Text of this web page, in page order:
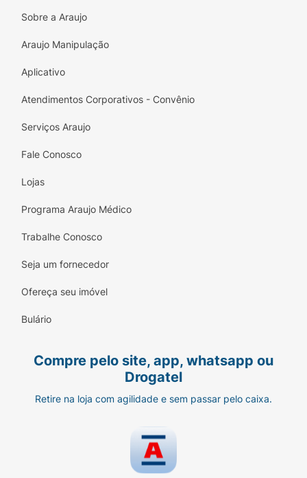
Sobre a Araujo
Araujo Manipulação
Aplicativo
Atendimentos Corporativos - Convênio
Serviços Araujo
Fale Conosco
Lojas
Programa Araujo Médico
Trabalhe Conosco
Seja um fornecedor
Ofereça seu imóvel
Bulário
Compre pelo site, app, whatsapp ou
Drogatel
Retire na loja com agilidade e sem passar pelo caixa.